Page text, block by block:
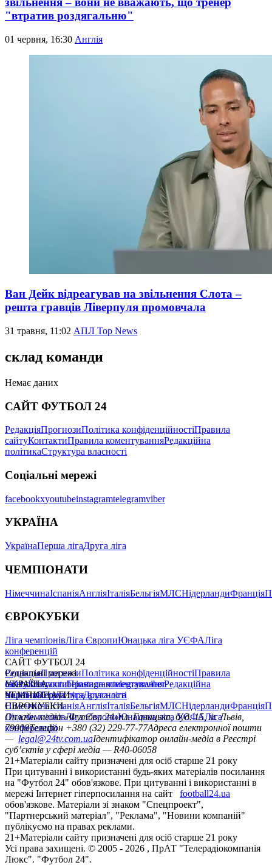
"втратив роздягальню"
01 червня, 16:30 Англія
Ван Дейк відреагував на звільнення Слота –
решта гравців Ліверпуля промовчала
31 травня, 11:02 АПЛ Top News
склад команди
Немає даних
САЙТ ФУТБОЛ 24
РедакціяПрогнозиПолітика конфіденційностіПравила
сайтуКонтактиПравила коментуванняРедакційна
політикаСтруктура власності
Соціальні мережі
facebookxyoutubeinstagramtelegramviber
УКРАЇНА
УкраїнаПерша лігаДруга ліга
ЧЕМПІОНАТИ
НімеччинаІспаніяАнгліяІталіяБельгіяМЛСНідерландиФранція
ЄВРОКУБКИ
Ліга чемпіонівЛіга ЄвропиЮнацька ліга УЄФАЛіга
конференцій
САЙТ ФУТБОЛ 24
РедакціяПрогнозиПолітика конфіденційностіПравила
сайтуКонтактиПравила коментуванняРедакційна
політикаСтруктура власності
Соціальні мережі
facebookxyoutubeinstagramtelegramviber
УКРАЇНА
УкраїнаПерша лігаДруга ліга
ЧЕМПІОНАТИ
НімеччинаІспаніяАнгліяІталіяБельгіяМЛСНідерландиФранція
ЄВРОКУБКИ
Ліга чемпіонівЛіга ЄвропиЮнацька ліга УЄФАЛіга
конференцій
Онлайн-медіа «Футбол 24»пл. Галицька, буд. 15, м. Львів,
79008Телефон +380 (32) 229-77-77Адреса електронної пошти
— legal@24tv.com.uaІдентифікатор онлайн-медіа в Реєстрі
суб’єктів у сфері медіа — R40-06058
21+Матеріали сайту призначені для осіб старше 21 року
При цитуванні і використанні будь-яких матеріалів посилання
на "Футбол 24" обов'язкове. При цитуванні і використанні в
мережі Інтернет гіперпосилання на сайт
football24.ua
обов'язкове. Матеріали зі знаком "Спецпроект",
"Партнерський матеріал", "Реклама", "Новини компаній"
публікуємо на правах реклами.
21+Матеріали сайту призначені для осіб старше 21 року
Усi права захищенi. © 2005 - 2026 , ПрАТ "Телерадіокомпанія
Люкс". "Футбол 24".